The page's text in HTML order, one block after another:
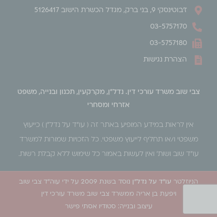
צבי שוב משרד עורכי דין. נדל"ן, מקרקעין, תכנון ובנייה, משפט
אזרחי ומסחרי
אין לראות במידע המופיע באתר זה ( עו״ד על נדל״ן ) כייעוץ
משפטי ו/או תחליף לייעוץ משפטי. כל הזכויות שמורות למשרד
עו"ד שוב ושות׳ ואין לעשות באמור כל שימוש ללא קבלת רשות.
ז'בוטינסקי 9, בני ברק, מגדל הכשרת הישוב 5126417
03-5757170
03-5757180
הצהרת נגישות
הניוזלטר עו"ד על נדל"ן
נוסד בשנת 2009 על ידי עוה"ד צבי שוב
ויפעת בן אריה ממשרד צבי שוב משרד עורכי דין
עיצוב ובנייה: סטודיו אסתי פישר